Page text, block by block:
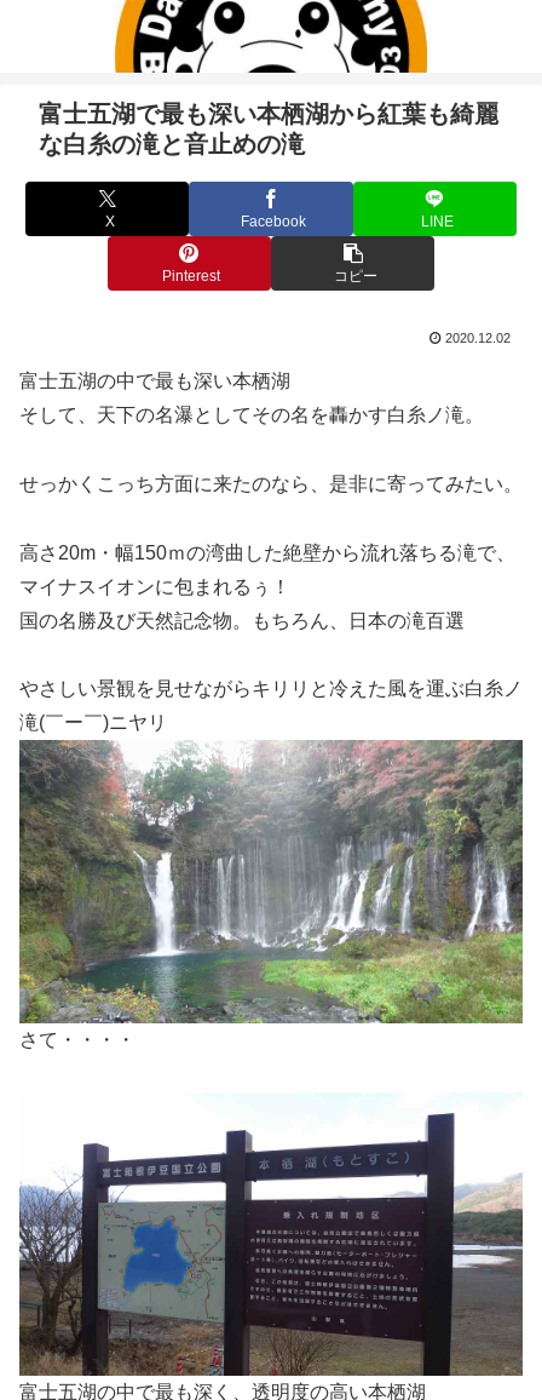
富士五湖で最も深い本栖湖から紅葉も綺麗
な白糸の滝と音止めの滝
X Facebook LINE
Pinterest コピー
2020.12.02
富士五湖の中で最も深い本栖湖
そして、天下の名瀑としてその名を轟かす白糸ノ滝。
せっかくこっち方面に来たのなら、是非に寄ってみたい。
高さ20m・幅150ｍの湾曲した絶壁から流れ落ちる滝で、
マイナスイオンに包まれるぅ！
国の名勝及び天然記念物。もちろん、日本の滝百選
やさしい景観を見せながらキリリと冷えた風を運ぶ白糸ノ
滝(￣ー￣)ニヤリ
さて・・・・
富士五湖の中で最も深く、透明度の高い本栖湖